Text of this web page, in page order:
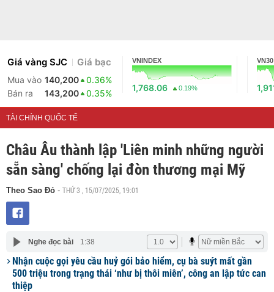
Giá vàng SJC Giá bạc
Mua vào 140,200
0.36%
Bán ra
143,200 0.35%
VNINDEX
1,768.06 0.19%
VN30
TÀI CHÍNH QUỐC TẾ
Châu Âu thành lập 'Liên minh những người
sẵn sàng' chống lại đòn thương mại Mỹ
Theo Sao Đỏ - THỨ 3 , 15/07/2025, 19:01
Nghe đọc bài 1:38
Nhận cuộc gọi yêu cầu huỷ gói bảo hiểm, cụ bà suýt mất gần
500 triệu trong trạng thái ‘như bị thôi miên’, công an lập tức can
thiệp